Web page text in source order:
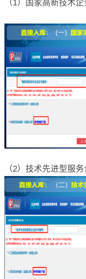
（1）国家高新技术
（2）技术先进型服